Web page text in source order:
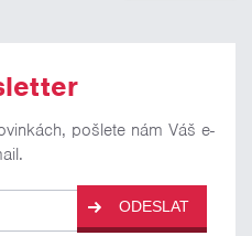
pošlete nám Váš e-
ODESLAT